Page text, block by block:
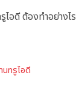
อดี ต้องทำอย่างไร
นทรูไอดี